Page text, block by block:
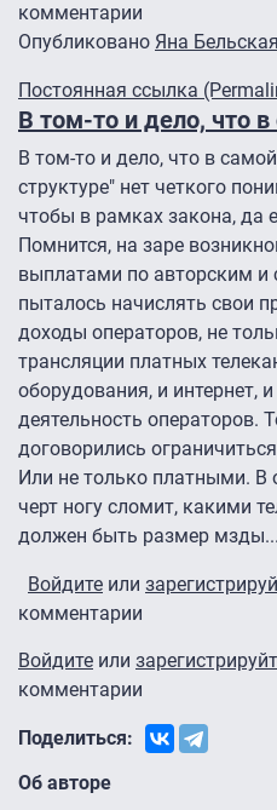
комментарии
Опубликовано Яна Бельская
Постоянная ссылка
В том-то и дело, что
В том-то и дело, что в
структуре" нет четкого
чтобы в рамках закона, да
Помнится, на заре
выплатами по авторским
пыталось начислять свои
доходы операторов, не
трансляции платных
оборудования, и интернет,
деятельность операторов.
договорились
Или не только платными. В
черт ногу сломит, какими
должен быть размер мзды...
Войдите или
комментарии
Войдите или
комментарии
Поделиться:
Об авторе